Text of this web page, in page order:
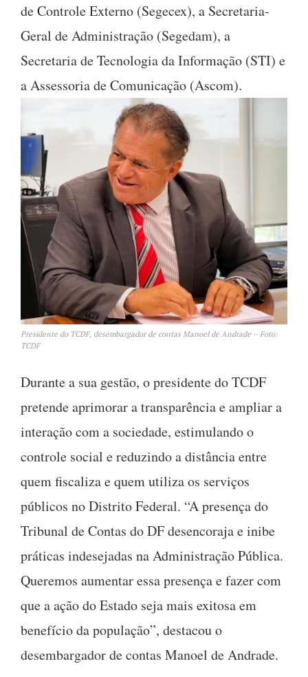
de Controle Externo (Segecex), a Secretaria-
Geral de Administração (Segedam), a
Secretaria de Tecnologia da Informação (STI) e
a Assessoria de Comunicação (Ascom).
Presidente do TCDF, desembargador de contas Manoel de Andrade – Foto:
TCDF
Durante a sua gestão, o presidente do TCDF
pretende aprimorar a transparência e ampliar a
interação com a sociedade, estimulando o
controle social e reduzindo a distância entre
quem fiscaliza e quem utiliza os serviços
públicos no Distrito Federal. “A presença do
Tribunal de Contas do DF desencoraja e inibe
práticas indesejadas na Administração Pública.
Queremos aumentar essa presença e fazer com
que a ação do Estado seja mais exitosa em
benefício da população”, destacou o
desembargador de contas Manoel de Andrade.